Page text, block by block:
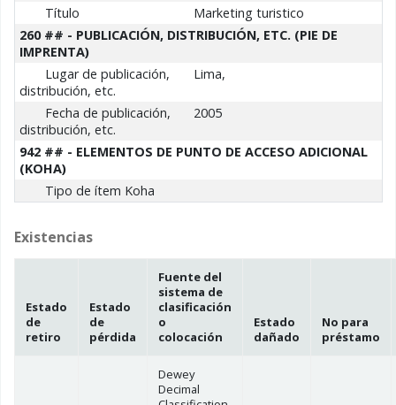
Título
Marketing turistico
260 ## - PUBLICACIÓN, DISTRIBUCIÓN, ETC. (PIE DE
IMPRENTA)
Lugar de publicación,
distribución, etc.
Lima,
Fecha de publicación,
distribución, etc.
2005
942 ## - ELEMENTOS DE PUNTO DE ACCESO ADICIONAL
(KOHA)
Tipo de ítem Koha
Existencias
Estado
de
retiro
Estado
de
pérdida
Fuente del
sistema de
clasificación
o
colocación
Estado
dañado
No para
préstamo
Dewey
Decimal